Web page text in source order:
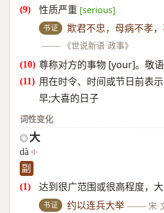
性质严重 [serious]
书证
欺君不忠，母病不孝
——
《世说新语·政事》
尊称对方的事物 [your]。敬
用在时令、时间或节日前表
早;大喜的日子
词性变化
◎ 大
dà
副
达到很广范围或很高程度，
书证 约以连兵大举 —— 宋·